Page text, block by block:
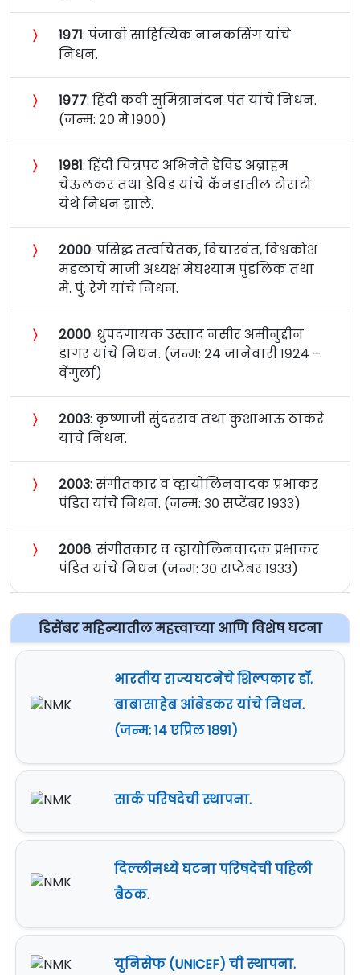
〉 १९७१: पंजाबी साहित्यिक नानकसिंग यांचे
निधन.
〉 १९७७: हिंदी कवी सुमित्रानंदन पंत यांचे निधन.
(जन्म: २० मे १९००)
〉 १९८१: हिंदी चित्रपट अभिनेते डेविड अब्राहम
चेऊलकर तथा डेविड यांचे कॅनडातील टोरांटो
येथे निधन झाले.
〉 २०००: प्रसिद्ध तत्वचिंतक, विचारवंत, विश्वकोश
मंडळाचे माजी अध्यक्ष मेघश्याम पुंडलिक तथा
मे. पुं. रेगे यांचे निधन.
〉 २०००: ध्रुपदगायक उस्ताद नसीर अमीनुद्दीन
डागर यांचे निधन. (जन्म: २४ जानेवारी १९२४ –
वेंगुर्ला)
〉 २००३: कृष्णाजी सुंदरराव तथा कुशाभाऊ ठाकरे
यांचे निधन.
〉 २००३: संगीतकार व व्हायोलिनवादक प्रभाकर
पंडित यांचे निधन. (जन्म: ३० सप्टेंबर १९३३)
〉 २००६: संगीतकार व व्हायोलिनवादक प्रभाकर
पंडित यांचे निधन (जन्म: ३० सप्टेंबर १९३३)
डिसेंबर महिन्यातील महत्त्वाच्या आणि विशेष घटना
भारतीय राज्यघटनेचे शिल्पकार डॉ.
बाबासाहेब आंबेडकर यांचे निधन.
(जन्म: १४ एप्रिल १८९१)
सार्क परिषदेची स्थापना.
दिल्लीमध्ये घटना परिषदेची पहिली
बैठक.
युनिसेफ (UNICEF) ची स्थापना.